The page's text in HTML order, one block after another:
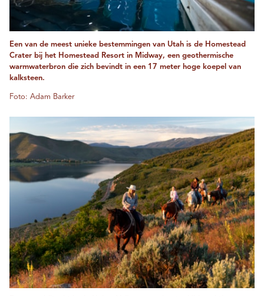
Een van de meest unieke bestemmingen van Utah is de Homestead
Crater bij het Homestead Resort in Midway, een geothermische
warmwaterbron die zich bevindt in een 17 meter hoge koepel van
kalksteen.
Foto: Adam Barker